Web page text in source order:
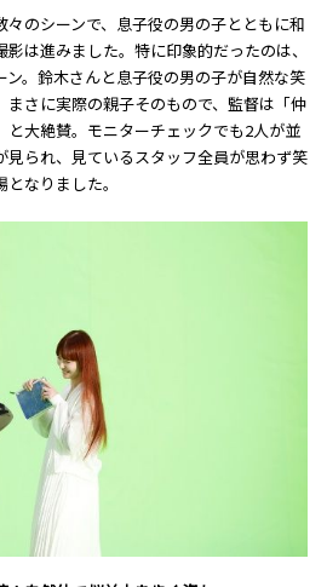
のシーンで、息子役の男の子とともに和
は進みました。特に印象的だったのは、
。鈴木さんと息子役の男の子が自然な笑
さに実際の親子そのもので、監督は「仲
と大絶賛。モニターチェックでも2人が並
見られ、見ているスタッフ全員が思わず笑
なりました。